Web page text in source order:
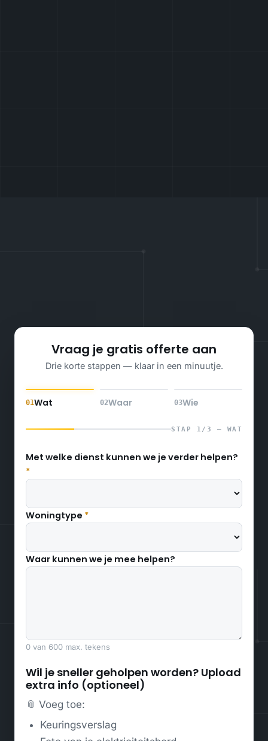
Vraag je gratis offerte aan
Drie korte stappen — klaar in een minuutje.
01Wat 02Waar 03Wie
STAP 1/3 — WAT
Stap 1 van 3 — wat heb je nodig?
Met welke dienst kunnen we je verder helpen?
*
Woningtype *
Waar kunnen we je mee helpen?
0 van 600 max. tekens
Wil je sneller geholpen worden? Upload
extra info (optioneel)
📎 Voeg toe:
Keuringsverslag